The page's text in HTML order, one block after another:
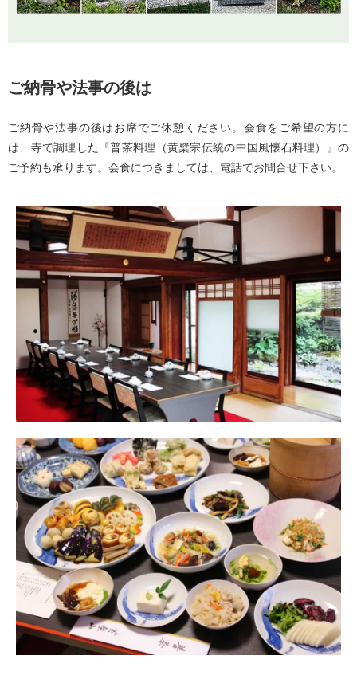
ご納骨や法事の後は
ご納骨や法事の後はお席でご休憩ください。会食をご希望の方に
は、寺で調理した『普茶料理（黄檗宗伝統の中国風懐石料理）』の
ご予約も承ります。会食につきましては、電話でお問合せ下さい。